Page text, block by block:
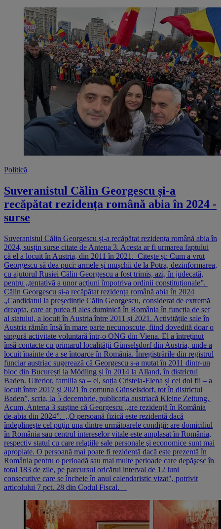
Politică
Suveranistul Călin Georgescu și-a
recăpătat rezidența română abia în 2024 -
surse
Suveranistul Călin Georgescu și-a recăpătat rezidența română abia în
2024, susțin surse citate de Antena 3. Acesta ar fi urmarea faptului
că el a locuit în Austria, din 2011 în 2021. Citește și: Cum a vrut
Georgescu să dea puci: armele și mușchii de la Potra, dezinformarea,
cu ajutorul Rusiei Călin Georgescu a fost trimis, azi, în judecată,
pentru „tentativă a unor acțiuni împotriva ordinii constituționale”.
Călin Georgescu și-a recăpătat rezidența română abia în 2024
„Candidatul la președinție Călin Georgescu, considerat de extremă
dreapta, care ar putea fi ales duminică în România în funcția de șef
al statului, a locuit în Austria între 2011 și 2021. Activitățile sale în
Austria rămân însă în mare parte necunoscute, fiind dovedită doar o
singură activitate voluntară într-o ONG din Viena. El a întreținut
însă contacte cu primarul localității Günselsdorf din Austria, unde a
locuit înainte de a se întoarce în România. Înregistrările din registrul
funciar austriac sugerează că Georgescu s-a mutat în 2011 dintr-un
bloc din București la Mödling și în 2014 la Alland, în districtul
Baden. Ulterior, familia sa – el, soția Cristela-Elena și cei doi fii – a
locuit între 2017 și 2021 în comuna Günselsdorf, tot în districtul
Baden”, scria, la 5 decembrie, publicația austriacă Kleine Zeitung.
Acum, Antena 3 susține că Georgescu „are rezidenţă în România
de-abia din 2024”. „O persoană fizică este rezidentă dacă
îndeplineşte cel puţin una dintre următoarele condiţii: are domiciliul
în România sau centrul intereselor vitale este amplasat în România,
respectiv statul cu care relaţiile sale personale şi economice sunt mai
apropiate. O persoană mai poate fi rezidentă dacă este prezentă în
România pentru o perioadă sau mai multe perioade care depăşesc în
total 183 de zile, pe parcursul oricărui interval de 12 luni
consecutive care se încheie în anul calendaristic vizat", potrivit
articolului 7 pct. 28 din Codul Fiscal.